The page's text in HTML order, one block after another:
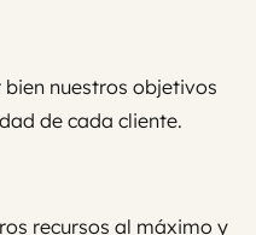
nuestros objetivos
de cada cliente.
recursos al máximo y